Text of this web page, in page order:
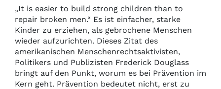
„It is easier to build strong children than to
repair broken men.“ Es ist einfacher, starke
Kinder zu erziehen, als gebrochene Menschen
wieder aufzurichten. Dieses Zitat des
amerikanischen Menschenrechtsaktivisten,
Politikers und Publizisten Frederick Douglass
bringt auf den Punkt, worum es bei Prävention im
Kern geht. Prävention bedeutet nicht, erst zu